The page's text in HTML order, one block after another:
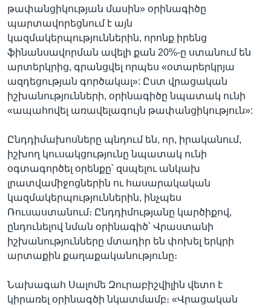
թափանցիկության մասին» օրինագիծը
պարտավորեցնում է այն
կազմակերպություններին, որոնք իրենց
ֆինանսավորման ավելի քան 20%-ը ստանում են
արտերկրից, գրանցվել որպես «օտարերկրյա
ազդեցության գործակալ»: Ըստ վրացական
իշխանությունների, օրինագիծը նպատակ ունի
«ապահովել առավելագույն թափանցիկություն»:
Ընդդիմախոսները պնդում են, որ, իրականում,
իշխող կուսակցությունը նպատակ ունի
օգտագործել օրենքը՝ զսպելու անկախ
լրատվամիջոցներին ու հասարակական
կազմակերպություններին, ինչպես
Ռուսաստանում։ Ընդդիմությանը կարծիքով,
ընդունելով նման օրինագիծ՝ Վրաստանի
իշխանությունները մտադիր են փոխել երկրի
արտաքին քաղաքականությունը։
Նախագահ Սալոմե Զուրաբիշվիլին վետո է
կիրառել օրինագծի նկատմամբ։ «Վրացական